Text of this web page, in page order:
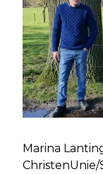
Marina
ChristenUnie/